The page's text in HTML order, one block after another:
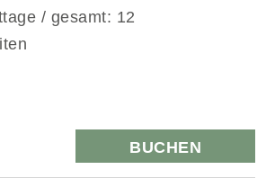
/ gesamt: 12
BUCHEN